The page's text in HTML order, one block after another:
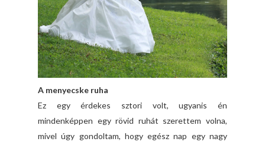
A menyecske ruha
Ez egy érdekes sztori volt, ugyanis én
mindenképpen egy rövid ruhát szerettem volna,
mivel úgy gondoltam, hogy egész nap egy nagy